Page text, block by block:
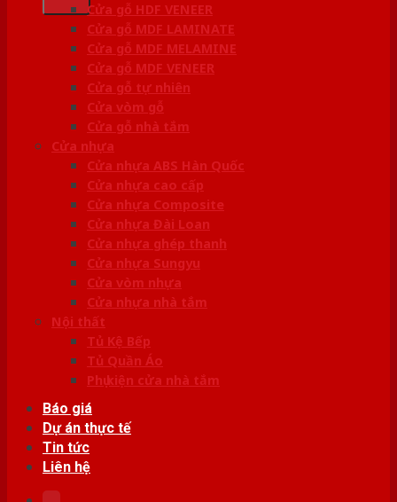
Cửa gỗ HDF VENEER
Cửa gỗ MDF LAMINATE
Cửa gỗ MDF MELAMINE
Cửa gỗ MDF VENEER
Cửa gỗ tự nhiên
Cửa vòm gỗ
Cửa gỗ nhà tắm
Cửa nhựa
Cửa nhựa ABS Hàn Quốc
Cửa nhựa cao cấp
Cửa nhựa Composite
Cửa nhựa Đài Loan
Cửa nhựa ghép thanh
Cửa nhựa Sungyu
Cửa vòm nhựa
Cửa nhựa nhà tắm
Nội thất
Tủ Kệ Bếp
Tủ Quần Áo
Phụ kiện cửa nhà tắm
Báo giá
Dự án thực tế
Tin tức
Liên hệ